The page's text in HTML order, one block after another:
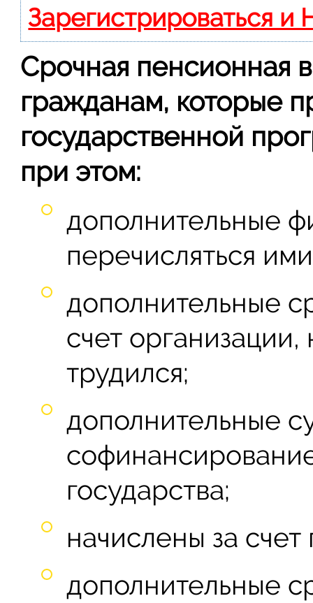
Зарегистрироваться и
Срочная пенсионная
гражданам, которые
государственной
при этом:
дополнительные
перечисляться
дополнительные
счет
трудился;
дополнительные
государства;
начислены за
дополнительные